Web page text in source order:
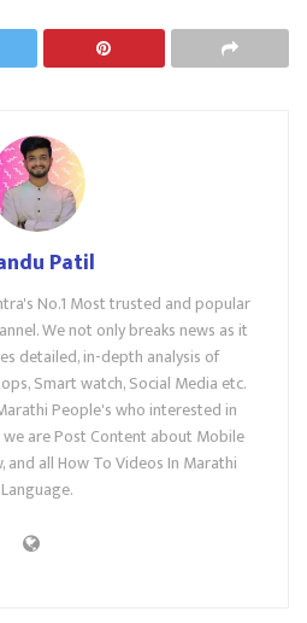
Patil
No.1 Most trusted and popular
We not only breaks news as it
detailed, in-depth analysis of
Smart watch, Social Media etc.
People's who interested in
are Post Content about Mobile
and all How To Videos In Marathi
Language.